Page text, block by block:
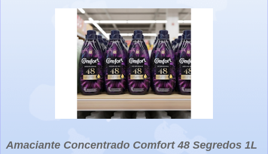
Amaciante Concentrado Comfort 48 Segredos 1L